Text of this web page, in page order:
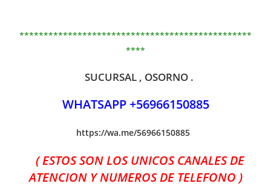
************************************************
****
SUCURSAL , OSORNO .
WHATSAPP +56966150885
https://wa.me/56966150885
( ESTOS SON LOS UNICOS CANALES DE
ATENCION Y NUMEROS DE TELEFONO )